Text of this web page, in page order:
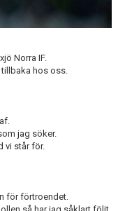
Norra IF.
hos oss.
jag söker.
vi står för.
för förtroendet.